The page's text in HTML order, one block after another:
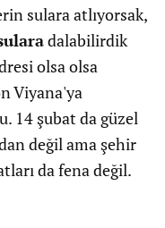
sulara atlıyorsak,
dalabilirdik
olsa olsa
Viyana'ya
14 şubat da güzel
değil ama şehir
da fena değil.